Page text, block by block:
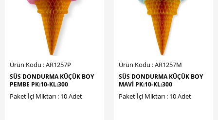
Ürün Kodu : AR1257P
SÜS DONDURMA KÜÇÜK BOY
PEMBE PK:10-KL:300
Paket İçi Miktarı : 10 Adet
Ürün Kodu : AR1257M
SÜS DONDURMA KÜÇÜK BOY
MAVİ PK:10-KL:300
Paket İçi Miktarı : 10 Adet